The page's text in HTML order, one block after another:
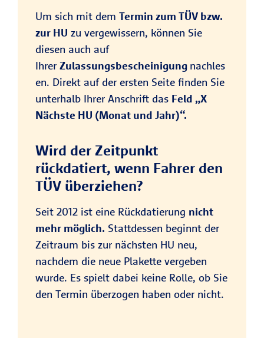
Um sich mit dem Termin zum TÜV bzw.
zur HU zu vergewissern, können Sie
diesen auch auf
Ihrer Zulassungsbescheinigung nachles
en. Direkt auf der ersten Seite finden Sie
unterhalb Ihrer Anschrift das Feld „X
Nächste HU (Monat und Jahr)“.
Wird der Zeitpunkt
rückdatiert, wenn Fahrer den
TÜV überziehen?
Seit 2012 ist eine Rückdatierung nicht
mehr möglich. Stattdessen beginnt der
Zeitraum bis zur nächsten HU neu,
nachdem die neue Plakette vergeben
wurde. Es spielt dabei keine Rolle, ob Sie
den Termin überzogen haben oder nicht.